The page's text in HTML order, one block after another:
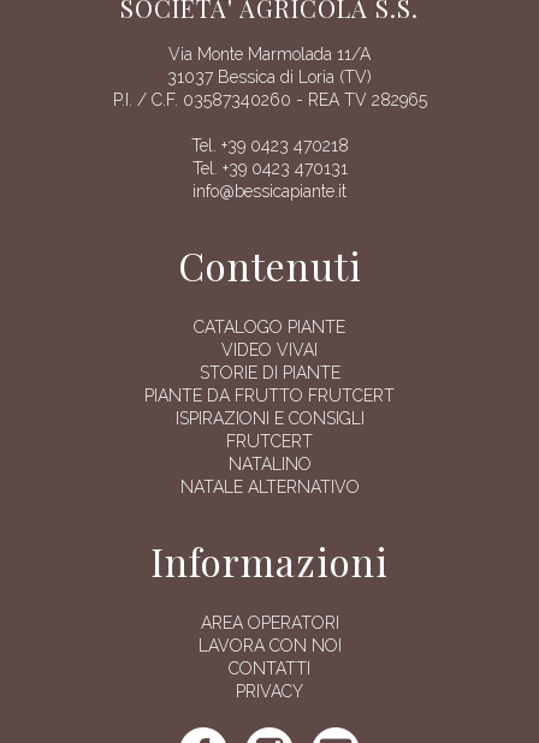
SOCIETA' AGRICOLA S.S.
Via Monte Marmolada 11/A
31037 Bessica di Loria (TV)
P.I. / C.F. 03587340260 - REA TV 282965
Tel. +39 0423 470218
Tel. +39 0423 470131
info@bessicapiante.it
Contenuti
CATALOGO PIANTE
VIDEO VIVAI
STORIE DI PIANTE
PIANTE DA FRUTTO FRUTCERT
ISPIRAZIONI E CONSIGLI
FRUTCERT
NATALINO
NATALE ALTERNATIVO
Informazioni
AREA OPERATORI
LAVORA CON NOI
CONTATTI
PRIVACY